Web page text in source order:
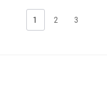
1 2 3